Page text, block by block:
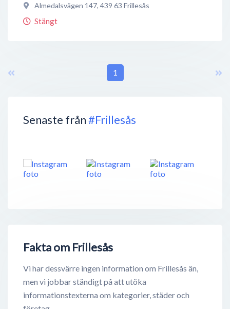
Senaste från#Frillesås
Fakta om Frillesås
Vi har dessvärre ingen information om Frillesås än,
men vi jobbar ständigt på att utöka
informationstexterna om kategorier, städer och
Almedalsvägen 147, 439 63 Frillesås
Stängt
1